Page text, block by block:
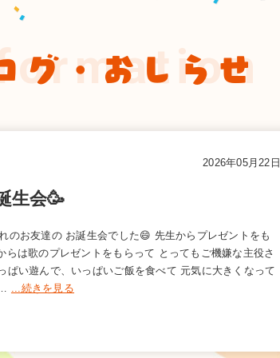
グ・おしらせ
2026年05月22日
生会🥳
のお友達の お誕生会でした😄 先生からプレゼントをも
らは歌のプレゼントをもらって とってもご機嫌な主役さ
ぱい遊んで、いっぱいご飯を食べて 元気に大きくなって
...続きを見る